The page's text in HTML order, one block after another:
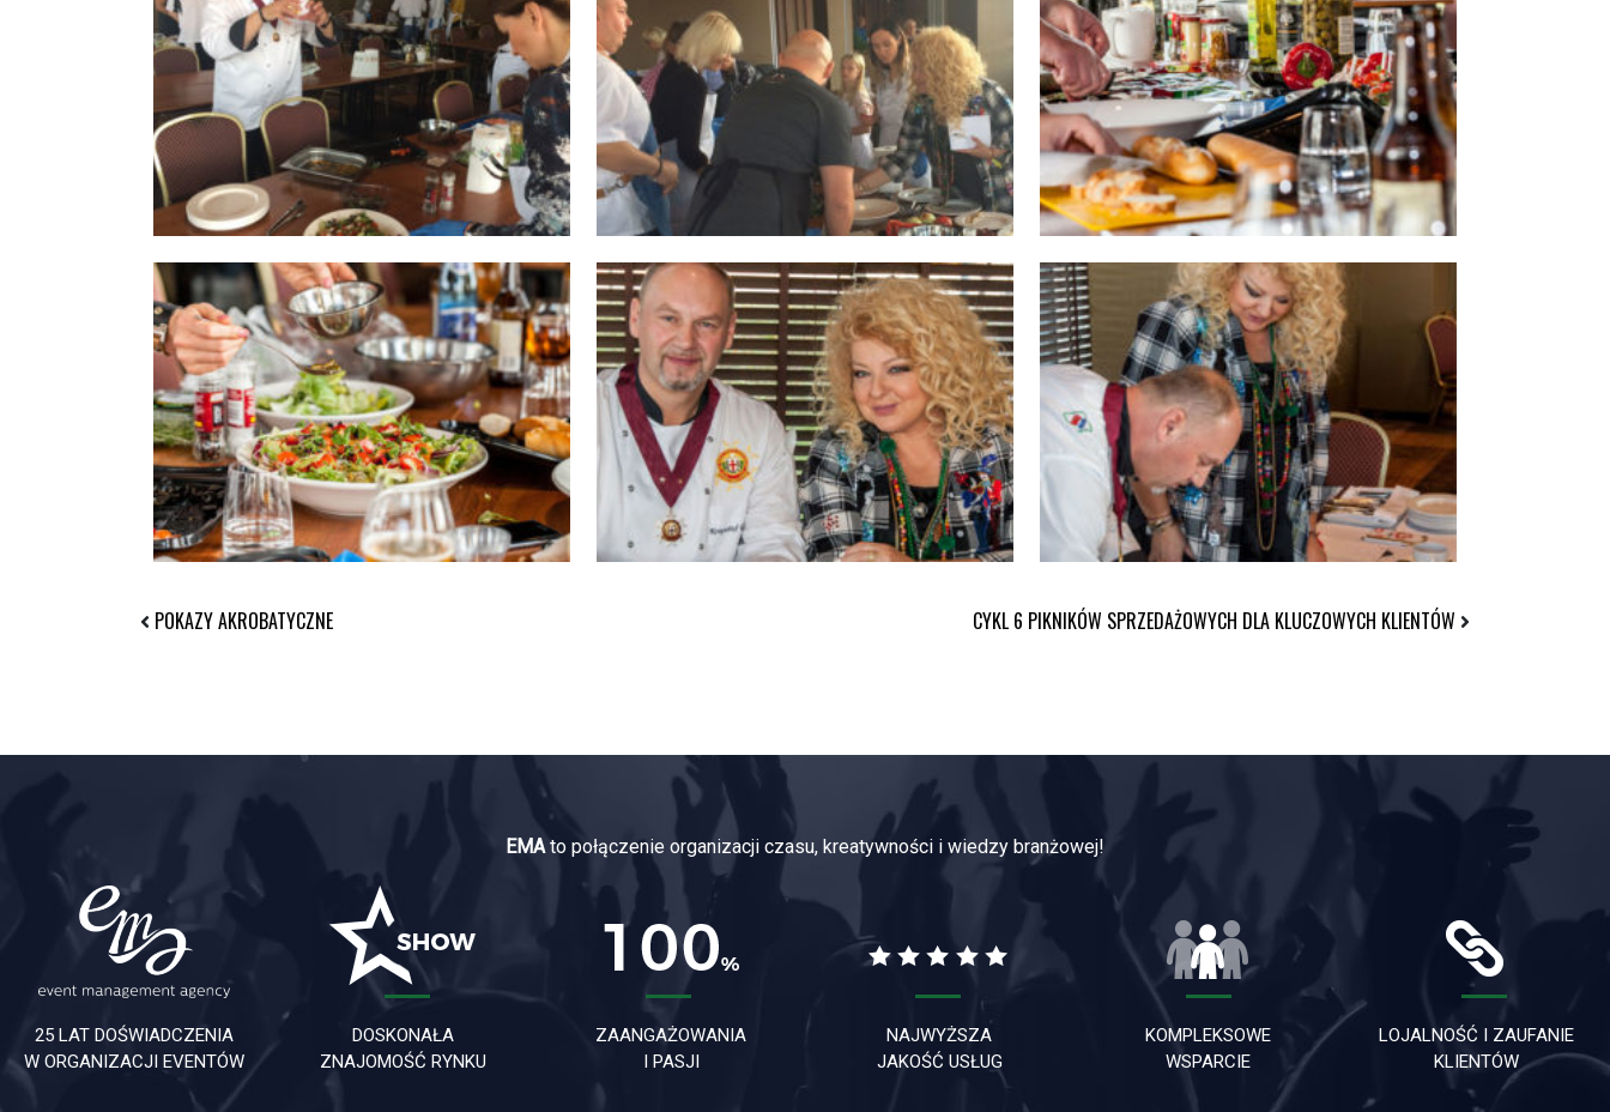
POKAZY AKROBATYCZNE CYKL 6 PIKNIKÓW SPRZEDAŻOWYCH DLA KLUCZOWYCH KLIENTÓW
EMAto połączenie organizacji czasu, kreatywności i wiedzy branżowej!
25 LAT DOŚWIADCZENIA
W ORGANIZACJI EVENTÓW
DOSKONAŁA
ZNAJOMOŚĆ RYNKU
ZAANGAŻOWANIA
I PASJI
NAJWYŻSZA
JAKOŚĆ USŁUG
KOMPLEKSOWE
WSPARCIE
LOJALNOŚĆ I ZAUFANIE
KLIENTÓW